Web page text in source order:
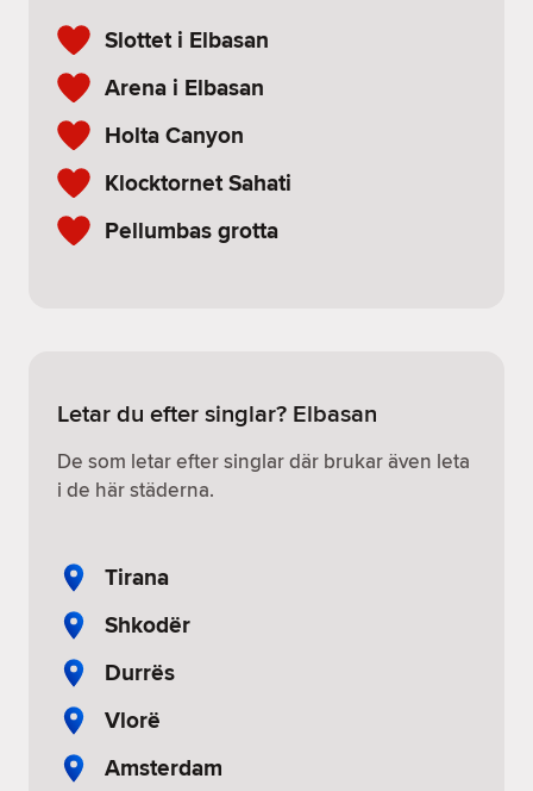
Slottet i Elbasan
Arena i Elbasan
Holta Canyon
Klocktornet Sahati
Pellumbas grotta
Letar du efter singlar? Elbasan
De som letar efter singlar där brukar även leta
i de här städerna.
Tirana
Shkodër
Durrës
Vlorë
Amsterdam